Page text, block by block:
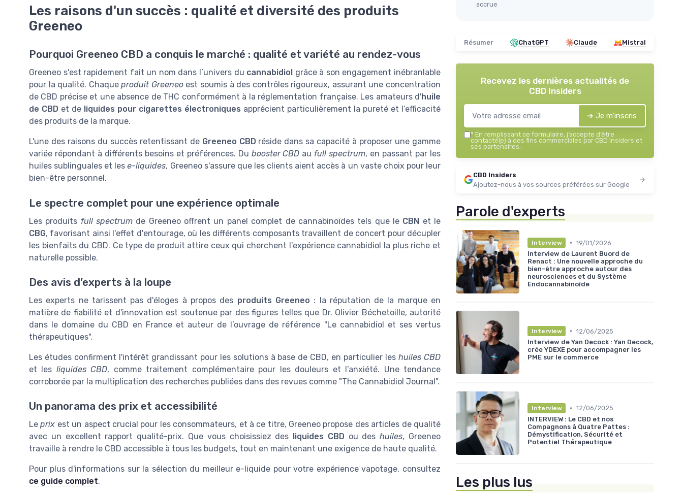
Les raisons d'un succès : qualité et diversité des produits
Greeneo
Pourquoi Greeneo CBD a conquis le marché : qualité et variété au rendez-vous
Greeneo s'est rapidement fait un nom dans l’univers du cannabidiol grâce à son engagement inébranlable
pour la qualité. Chaqueproduit Greeneoest soumis à des contrôles rigoureux, assurant une concentration
de CBD précise et une absence de THC conformément à la réglementation française. Les amateurs d'huile
de CBD et de liquides pour cigarettes électroniques apprécient particulièrement la pureté et l’efficacité
des produits de la marque.
L'une des raisons du succès retentissant de Greeneo CBD réside dans sa capacité à proposer une gamme
variée répondant à différents besoins et préférences. Du booster CBD au full spectrum, en passant par les
huiles sublinguales et lese-liquides, Greeneo s'assure que les clients aient accès à un vaste choix pour leur
bien-être personnel.
Le spectre complet pour une expérience optimale
Les produits full spectrum de Greeneo offrent un panel complet de cannabinoïdes tels que le CBN et le
CBG, favorisant ainsi l'effet d'entourage, où les différents composants travaillent de concert pour décupler
les bienfaits du CBD. Ce type de produit attire ceux qui cherchent l'expérience cannabidiol la plus riche et
naturelle possible.
Des avis d’experts à la loupe
Les experts ne tarissent pas d'éloges à propos des produits Greeneo : la réputation de la marque en
matière de fiabilité et d'innovation est soutenue par des figures telles que Dr. Olivier Béchetoille, autorité
dans le domaine du CBD en France et auteur de l’ouvrage de référence "Le cannabidiol et ses vertus
thérapeutiques".
Les études confirment l'intérêt grandissant pour les solutions à base de CBD, en particulier leshuiles CBD
et les liquides CBD, comme traitement complémentaire pour les douleurs et l’anxiété. Une tendance
corroborée par la multiplication des recherches publiées dans des revues comme "The Cannabidiol Journal".
Un panorama des prix et accessibilité
Leprix est un aspect crucial pour les consommateurs, et à ce titre, Greeneo propose des articles de qualité
avec un excellent rapport qualité-prix. Que vous choisissiez des
liquides CBD ou deshuiles, Greeneo
travaille à rendre le CBD accessible à tous les budgets, tout en maintenant une exigence de haute qualité.
Pour plus d'informations sur la sélection du meilleur e-liquide pour votre expérience vapotage, consultez
ce guide complet.
accrue
Résumer ChatGPT Claude Mistral
Recevez les dernières actualités de
CBD Insiders
➔ Je m'inscris
* En remplissant ce formulaire, j’accepte d’être
contacté(e) à des fins commerciales par CBD Insiders et
ses partenaires.
CBD Insiders
Ajoutez-nous à vos sources préférées sur Google
Parole d'experts
Interview • 19/01/2026
Interview de Laurent Buord de
Renact : Une nouvelle approche du
bien-être approche autour des
neurosciences et du Système
Endocannabinoïde
Interview • 12/06/2025
Interview de Yan Decock : Yan Decock,
crée YDEXE pour accompagner les
PME sur le commerce
Interview • 12/06/2025
INTERVIEW : Le CBD et nos
Compagnons à Quatre Pattes :
Démystification, Sécurité et
Potentiel Thérapeutique
Les plus lus